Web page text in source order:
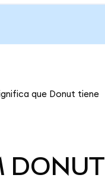
que Donut tiene
DONUT